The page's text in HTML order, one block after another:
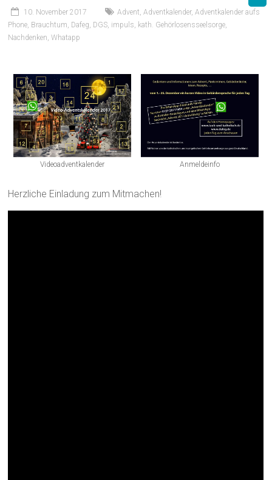
10. November 2017 Advent ,Adventkalender,Adventkalender aufs
Phone Brauchtum Dafeg DGS impuls kath. Gehörlosensseelsorge
Nachdenken ,Whatapp
Videoadventkalender Anmeldeinfo
Herzliche Einladung zum Mitmachen!